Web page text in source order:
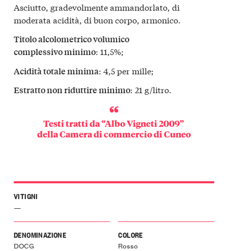
Asciutto, gradevolmente ammandorlato, di
moderata acidità, di buon corpo, armonico.
Titolo alcolometrico volumico
complessivo minimo: 11,5%;
Acidità totale minima: 4,5 per mille;
Estratto non riduttire minimo: 21 g/litro.
Testi tratti da “Albo Vigneti 2009”
dellaCamera di commercio di Cuneo
VITIGNI
—
DENOMINAZIONE
DOCG
COLORE
Rosso